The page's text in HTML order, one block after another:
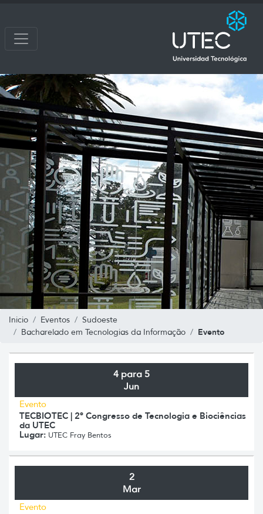
Inicio Eventos
Sudoeste
Bacharelado em Tecnologias da Informação
Evento
4 para 5
Jun
Evento
TECBIOTEC | 2º Congresso de Tecnologia e Biociências
da UTEC
Lugar: UTEC Fray Bentos
2
Mar
Evento